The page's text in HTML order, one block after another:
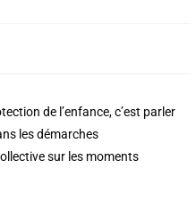
de l’enfance, c’est parler
les démarches
sur les moments